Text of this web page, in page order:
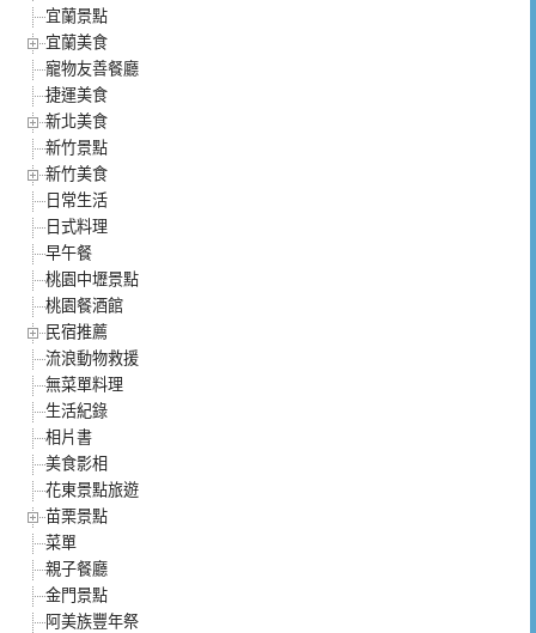
宜蘭景點
宜蘭美食
寵物友善餐廳
捷運美食
新北美食
新竹景點
新竹美食
日常生活
日式料理
早午餐
桃園中壢景點
桃園餐酒館
民宿推薦
流浪動物救援
無菜單料理
生活紀錄
相片書
美食影相
花東景點旅遊
苗栗景點
菜單
親子餐廳
金門景點
阿美族豐年祭